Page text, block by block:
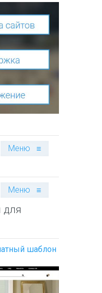
Меню ≡
Меню ≡
шаблон